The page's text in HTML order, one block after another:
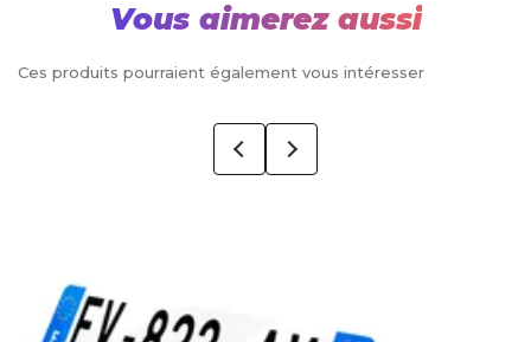
Vous aimerez aussi
Ces produits pourraient également vous intéresser